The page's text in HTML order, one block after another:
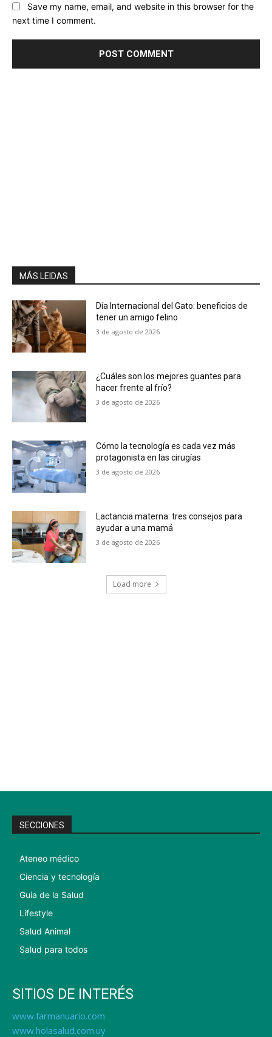
Save my name, email, and website in this browser for the
next time I comment.
MÁS LEIDAS
Día Internacional del Gato: beneficios de
tener un amigo felino
3 de agosto de 2026
¿Cuáles son los mejores guantes para
hacer frente al frío?
3 de agosto de 2026
Cómo la tecnología es cada vez más
protagonista en las cirugías
3 de agosto de 2026
Lactancia materna: tres consejos para
ayudar a una mamá
3 de agosto de 2026
Load more
SECCIONES
Ateneo médico
Ciencia y tecnología
Guia de la Salud
Lifestyle
Salud Animal
Salud para todos
SITIOS DE INTERÉS
www.farmanuario.com
www.holasalud.com.uy